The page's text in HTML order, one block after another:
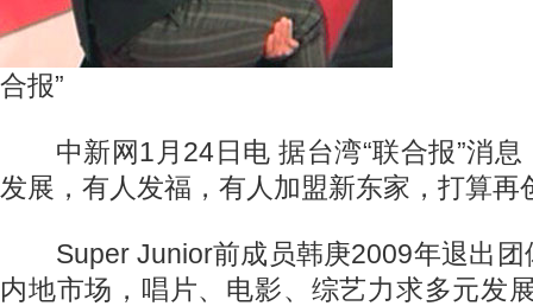
合报”
中新网1月24日电 据台湾“联合报”消息
发展，有人发福，有人加盟新东家，打算再
Super Junior前成员韩庚2009年退出团
内地市场，唱片、电影、综艺力求多元发